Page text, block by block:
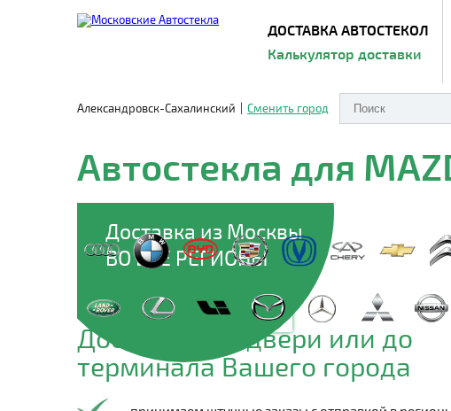
ДОСТАВКА АВТОСТЕКОЛ
Калькулятор доставки
Александровск-Сахалинский Сменить город
Автостекла для
Доставка из Москвы
ВО ВСЕ РЕГИОНЫ
Доставим до двери или до
терминала Вашего города